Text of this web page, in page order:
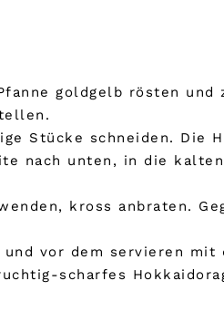
goldgelb rösten und
Stücke schneiden. Die
nach unten, in die
kross anbraten.
vor dem servieren mit
scharfes